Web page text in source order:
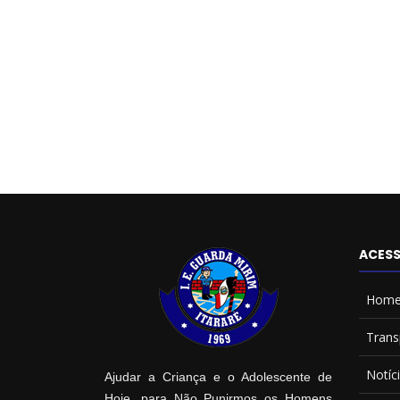
Ajudar a Criança e o Adolescente de